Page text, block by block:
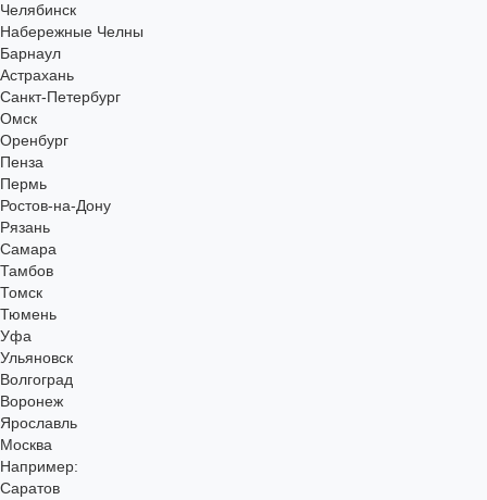
Челябинск
Набережные Челны
Барнаул
Астрахань
Санкт-Петербург
Омск
Оренбург
Пенза
Пермь
Ростов-на-Дону
Рязань
Самара
Тамбов
Томск
Тюмень
Уфа
Ульяновск
Волгоград
Воронеж
Ярославль
Москва
Например:
Саратов